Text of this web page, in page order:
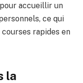
accueillir un
ce qui
rapides en
la